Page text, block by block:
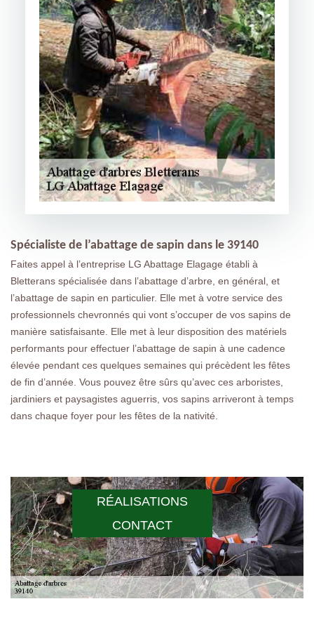
RÉALISATIONS
CONTACT
Spécialiste de l’abattage de sapin dans le 39140
Faites appel à l’entreprise LG Abattage Elagage établi à
Bletterans spécialisée dans l’abattage d’arbre, en général, et
l’abattage de sapin en particulier. Elle met à votre service des
professionnels chevronnés qui vont s’occuper de vos sapins de
manière satisfaisante. Elle met à leur disposition des matériels
performants pour effectuer l’abattage de sapin à une cadence
élevée pendant ces quelques semaines qui précèdent les fêtes
de fin d’année. Vous pouvez être sûrs qu’avec ces arboristes,
jardiniers et paysagistes aguerris, vos sapins arriveront à temps
dans chaque foyer pour les fêtes de la nativité.